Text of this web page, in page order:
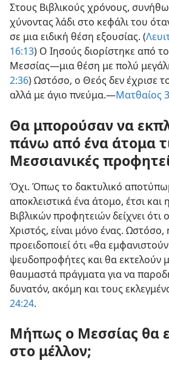
Στους Βιβλικούς χρόνους,
χύνοντας λάδι στο κεφάλι του
σε μια ειδική θέση εξουσίας. (
16:13) Ο Ιησούς διορίστηκε από
Μεσσίας—μια θέση με πολύ
2:36) Ωστόσο, ο Θεός δεν έχρισε
αλλά με άγιο πνεύμα.—Ματθαίος
Θα μπορούσαν να
πάνω από ένα άτομα
Μεσσιανικές
Όχι. Όπως το δακτυλικό
αποκλειστικά ένα άτομο, έτσι
Βιβλικών προφητειών δείχνει
Χριστός, είναι μόνο ένας.
προειδοποιεί ότι «θα
ψευδοπροφήτες και θα εκτελούν
θαυμαστά πράγματα για να
δυνατόν, ακόμη και τους
24:24.
Μήπως ο Μεσσίας θα
στο μέλλον;